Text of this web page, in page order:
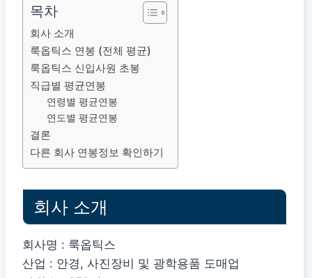
목차
회사 소개
룩옵틱스 연봉 (전체 평균)
룩옵틱스 신입사원 초봉
직급별 평균연봉
연령별 평균연봉
연도별 평균연봉
결론
다른 회사 연봉정보 확인하기
회사 소개
회사명 : 룩옵틱스
산업 : 안경, 사진장비 및 광학용품 도매업